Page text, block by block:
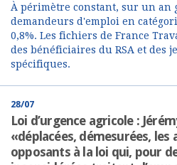
À périmètre constant, sur un an
demandeurs d'emploi en
0,8%. Les fichiers de France
des bénéficiaires du RSA et des
spécifiques.
28/07
Loi d’urgence agricole :
«déplacées, démesurées,
opposants à la loi qui, pour